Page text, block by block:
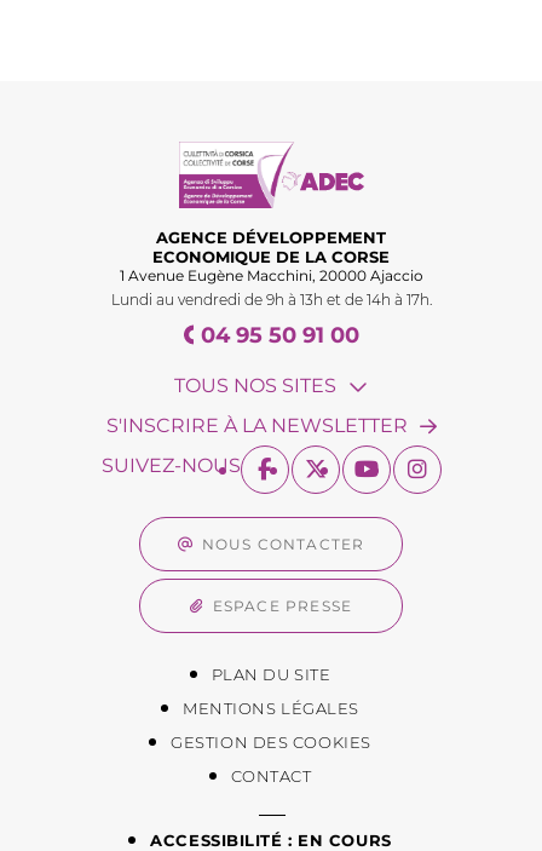
AGENCE DÉVELOPPEMENT
ECONOMIQUE DE LA CORSE
1 Avenue Eugène Macchini, 20000 Ajaccio
Lundi au vendredi de 9h à 13h et de 14h à 17h.
04 95 50 91 00
TOUS NOS SITES
S'INSCRIRE À LA NEWSLETTER
SUIVEZ-NOUS
NOUS CONTACTER
ESPACE PRESSE
PLAN DU SITE
MENTIONS LÉGALES
GESTION DES COOKIES
CONTACT
ACCESSIBILITÉ : EN COURS